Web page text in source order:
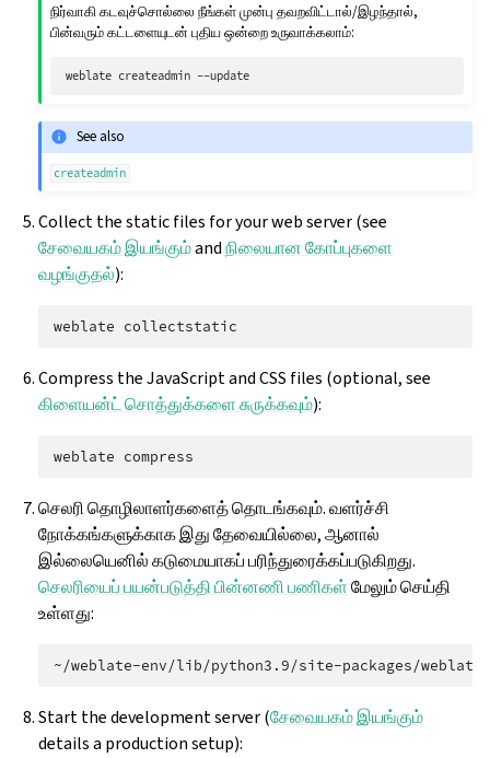
நிர்வாகி கடவுச்சொல்லை நீங்கள் முன்பு தவறவிட்டால்/இழந்தால்,
பின்வரும் கட்டளையுடன் புதிய ஒன்றை உருவாக்கலாம்:
weblate createadmin
See also
createadmin
Collect the static files for your web server (see
சேவையகம் இயங்கும்andநிலையான கோப்புகளை
வழங்குதல்):
weblate
Compress the JavaScript and CSS files (optional, see
கிளையன்ட் சொத்துக்களை சுருக்கவும்):
weblate
செலரி தொழிலாளர்களைத் தொடங்கவும். வளர்ச்சி
நோக்கங்களுக்காக இது தேவையில்லை, ஆனால்
இல்லையெனில் கடுமையாகப் பரிந்துரைக்கப்படுகிறது.
செலரியைப் பயன்படுத்தி பின்னணி பணிகள்மேலும் செய்தி
உள்ளது:
~/weblate-env/lib/python3.9/site-packages/
Start the development server (சேவையகம் இயங்கும்
details a production setup):